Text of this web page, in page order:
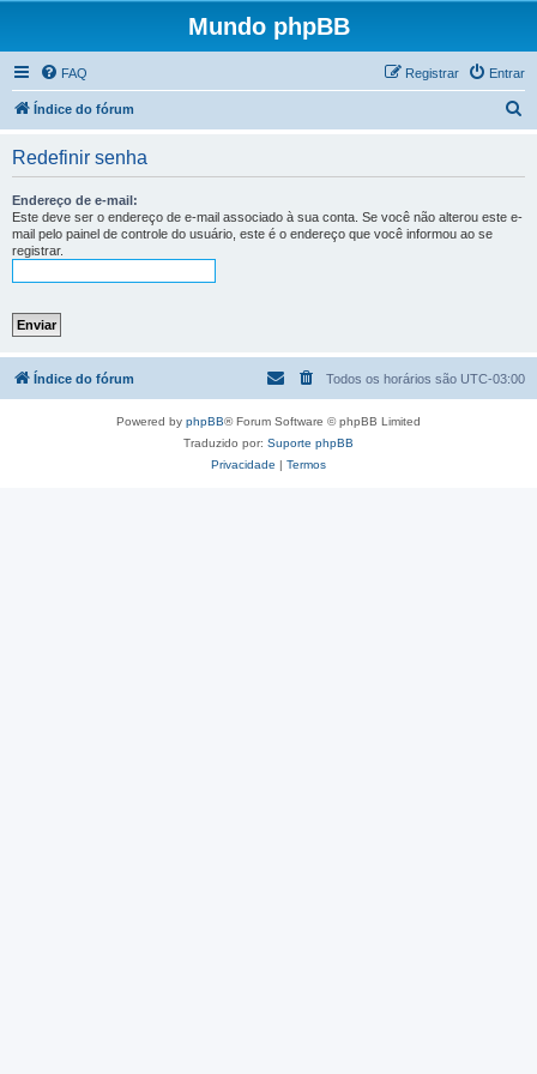
Mundo phpBB
FAQ Entrar
Registrar
Índice do fórum
Redefinir senha
Endereço de e-mail:
Este deve ser o endereço de e-mail associado à sua conta. Se você não alterou este e-
mail pelo painel de controle do usuário, este é o endereço que você informou ao se
registrar.
Índice do fórum Todos os horários são UTC-03:00
Powered by phpBB® Forum Software © phpBB Limited
Traduzido por: Suporte phpBB
Privacidade | Termos